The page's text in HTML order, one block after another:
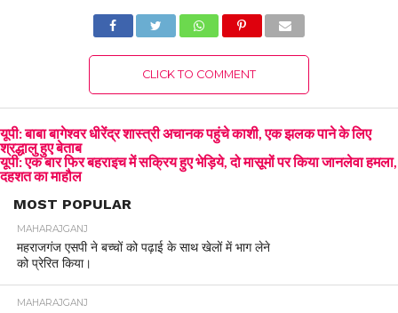
CLICK TO COMMENT
यूपी: बाबा बागेश्वर धीरेंद्र शास्त्री अचानक पहुंचे काशी, एक झलक पाने के लिए
श्रद्धालु हुए बेताब
यूपी: एक बार फिर बहराइच में सक्रिय हुए भेड़िये, दो मासूमों पर किया जानलेवा हमला,
दहशत का माहौल
MOST POPULAR
MAHARAJGANJ
महराजगंज एसपी ने बच्चों को पढ़ाई के साथ खेलों में भाग लेने
को प्रेरित किया।
MAHARAJGANJ